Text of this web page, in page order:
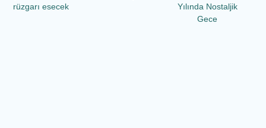
rüzgarı esecek
Yılında Nostaljik
Gece